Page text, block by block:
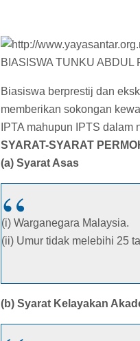
BIASISWA TUNKU ABDUL
Biasiswa berprestij dan
memberikan sokongan
IPTA mahupun IPTS
SYARAT-SYARAT
(a) Syarat Asas
(i) Warganegara Malaysia.
(ii) Umur tidak melebihi 25
(b) Syarat Kelayakan